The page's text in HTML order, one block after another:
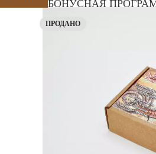
БОНУСНАЯ
ПРОДАНО